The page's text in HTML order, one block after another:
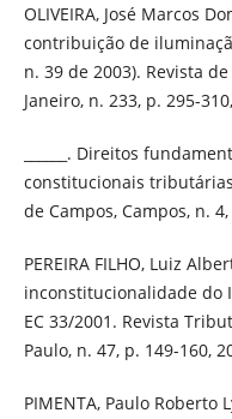
OLIVEIRA, José Marcos
contribuição de
n. 39 de 2003). Revista
Janeiro, n. 233, p. 295-
______. Direitos
constitucionais
de Campos, Campos, n.
PEREIRA FILHO, Luiz
inconstitucionalidade do
EC 33/2001. Revista
Paulo, n. 47, p. 149-160,
PIMENTA, Paulo